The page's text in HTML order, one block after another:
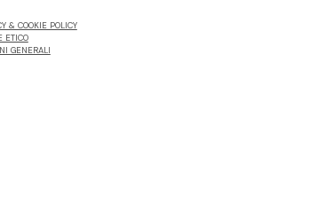
& COOKIE POLICY
ETICO
GENERALI